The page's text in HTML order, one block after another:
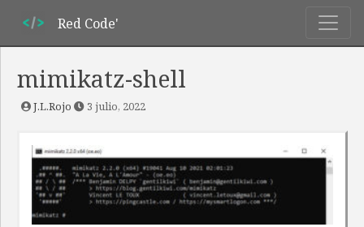
Red Code'
mimikatz-shell
J.L.Rojo 3 julio, 2022